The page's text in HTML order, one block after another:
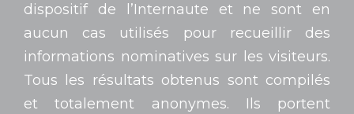
dispositif de l’Internaute et ne sont en
aucun cas utilisés pour recueillir des
informations nominatives sur les visiteurs.
Tous les résultats obtenus sont compilés
et totalement anonymes. Ils portent